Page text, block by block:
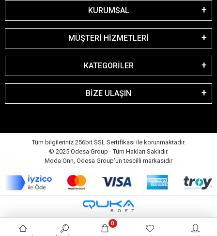
KURUMSAL
MÜŞTERİ HİZMETLERİ
KATEGORİLER
BİZE ULAŞIN
Tüm bilgileriniz 256bit SSL Sertifikası ile korunmaktadır.
© 2025 Odesa Group - Tüm Hakları Saklıdır.
Moda Onn, Odesa Group'un tescilli markasıdır
0